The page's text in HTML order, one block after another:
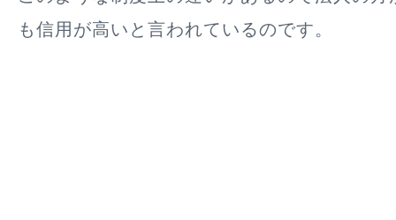
も信用が高いと言われているのです。